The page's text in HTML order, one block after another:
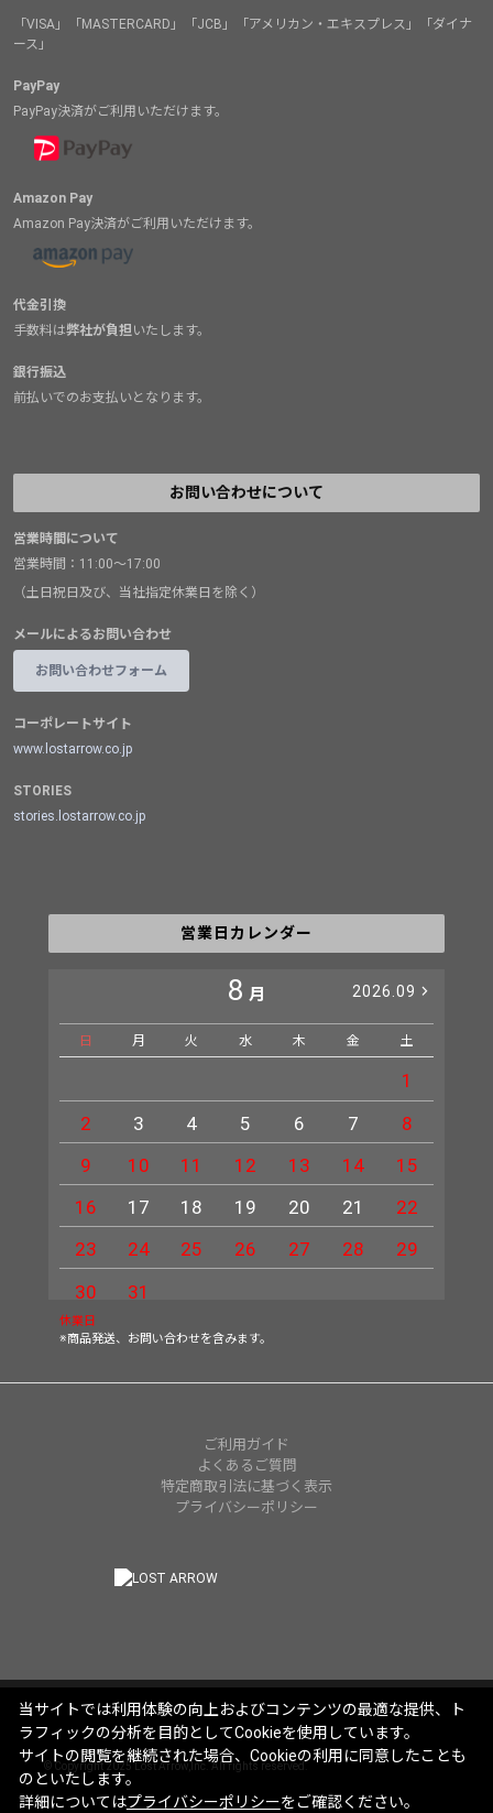
「VISA」「MASTERCARD」「JCB」「アメリカン・エキスプレス」「ダイナ
ース」
PayPay
PayPay決済がご利用いただけます。
Amazon Pay
Amazon Pay決済がご利用いただけます。
代金引換
手数料は弊社が負担いたします。
銀行振込
前払いでのお支払いとなります。
お問い合わせについて
営業時間について
営業時間：11:00～17:00
（土日祝日及び、当社指定休業日を除く）
メールによるお問い合わせ
お問い合わせフォーム
コーポレートサイト
www.lostarrow.co.jp
STORIES
stories.lostarrow.co.jp
営業日カレンダー
8 月 2026.09
日 月 火 水 木 金 土
1
2
3 4 5 6 7
8
9
10 11 12 13 14
15
16
17 18 19 20 21
22
23
24 25 26 27 28
29
30
31
休業日
※商品発送、お問い合わせを含みます。
ご利用ガイド
よくあるご質問
特定商取引法に基づく表示
プライバシーポリシー
© Copyright 2025 Lost Arrow,Inc. All rights reserved.
当サイトでは利用体験の向上およびコンテンツの最適な提供、ト
ラフィックの分析を目的としてCookieを使用しています。
サイトの閲覧を継続された場合、Cookieの利用に同意したことも
のといたします。
詳細についてはプライバシーポリシーをご確認ください。